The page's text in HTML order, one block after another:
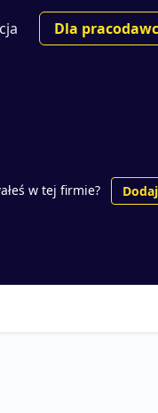
Dla
w tej firmie?